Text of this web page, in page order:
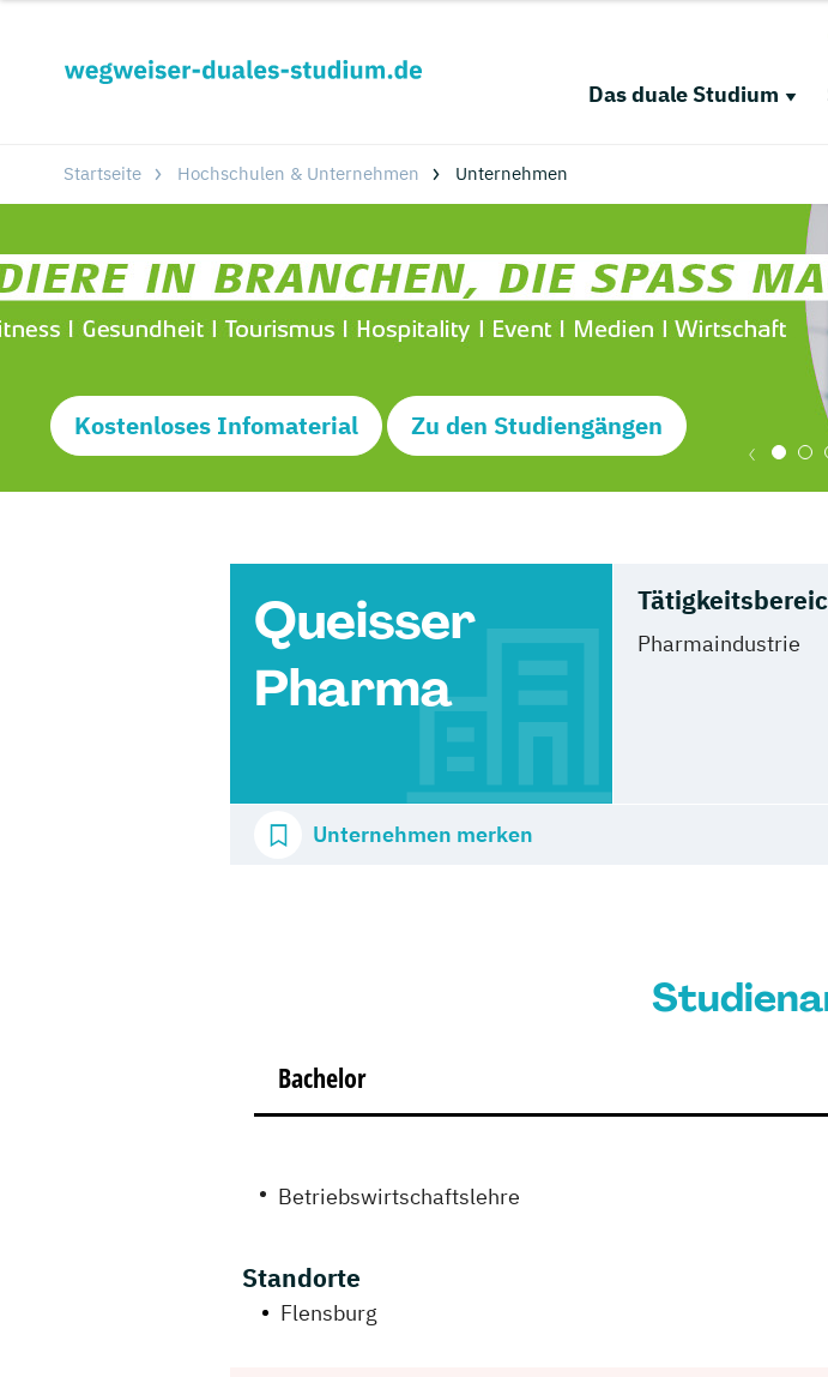
Das duale Studium
Startseite Hochschulen & Unternehmen Unternehmen
Kostenloses Infomaterial Zu den Studiengängen
Queisser
Pharma
Pharmaindustrie
Unternehmen merken
Bachelor
Betriebswirtschaftslehre
Standorte
Flensburg